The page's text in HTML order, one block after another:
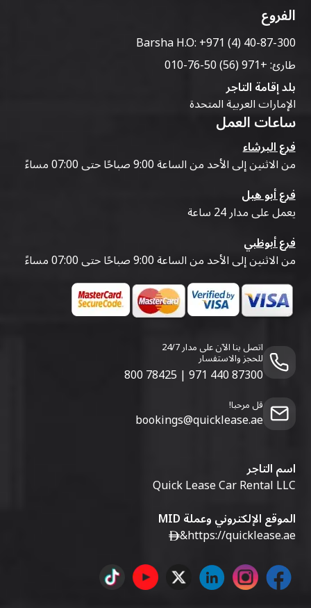
الفروع
Barsha H.O:+971 (4) 40-87-300
طارئ:+971 (56) 50-76-010
بلد إقامة التاجر
الإمارات العربية المتحدة
ساعات العمل
فرع البرشاء
من الاثنين إلى الأحد من الساعة 9:00 صباحًا حتى 07:00 مساءً
فرع أبو هيل
يعمل على مدار 24 ساعة
فرع أبوظبي
من الاثنين إلى الأحد من الساعة 9:00 صباحًا حتى 07:00 مساءً
اتصل بنا الآن على مدار 24/7
للحجز والاستفسار
800 78425 | 971 440 87300
قل مرحبا!
bookings@quicklease.ae
اسم التاجر
Quick Lease Car Rental LLC
الموقع الإلكتروني وعملة MID
https://quicklease.ae
&